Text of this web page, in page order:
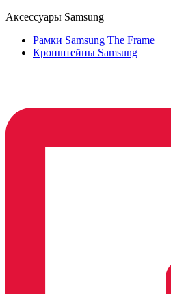
Аксессуары Samsung
Рамки Samsung The Frame
Кронштейны Samsung